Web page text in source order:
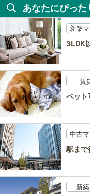
あなたにぴった
新築
3LDK
賃
ペッ
中古
駅ま
新